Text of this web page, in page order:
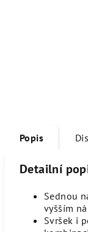
Popis
Detailní
Sednou
vyšším
Svršek i